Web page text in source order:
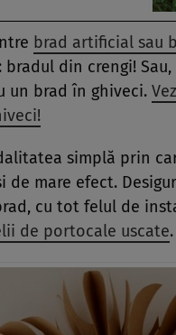
brad artificial sau
din crengi!
un brad în ghiveci.
simplă prin
de mare efect.
cu tot felul de
de portocale uscate.